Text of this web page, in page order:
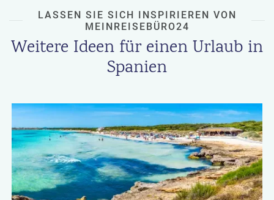
LASSEN SIE SICH INSPIRIEREN VON
MEINREISEBÜRO24
Weitere Ideen für einen Urlaub in
Spanien